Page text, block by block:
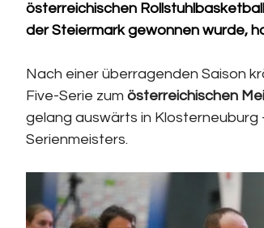
österreichischen
der Steiermark gewonnen wurde,
Nach einer überragenden Saison
Five-Serie zum österreichischen
gelang auswärts in Klosterneuburg
Serienmeisters.